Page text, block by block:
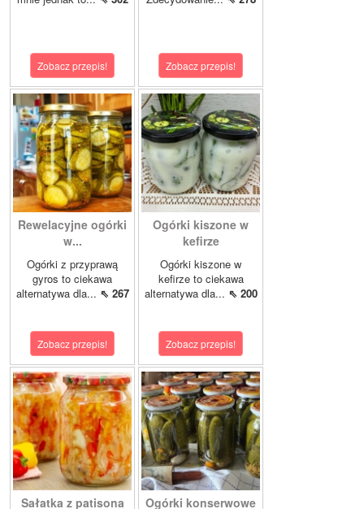
Zobacz przepis! Zobacz przepis!
Rewelacyjne ogórki
w...
Ogórki z przyprawą
gyros to ciekawa
alternatywa dla... ⇖ 267
Zobacz przepis!
Ogórki kiszone w
kefirze
Ogórki kiszone w
kefirze to ciekawa
alternatywa dla... ⇖ 200
Zobacz przepis!
Sałatka z patisona Ogórki konserwowe